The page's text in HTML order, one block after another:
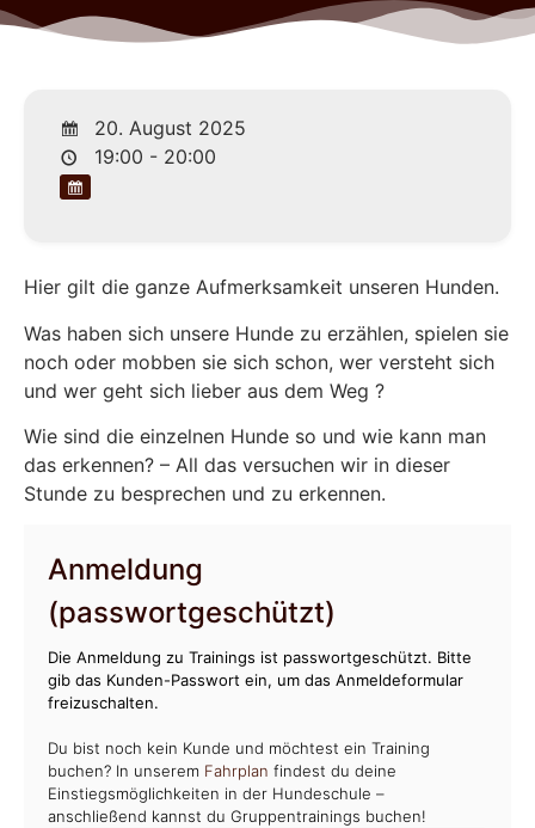
20. August 2025
19:00 - 20:00
Hier gilt die ganze Aufmerksamkeit unseren Hunden.
Was haben sich unsere Hunde zu erzählen, spielen sie
noch oder mobben sie sich schon, wer versteht sich
und wer geht sich lieber aus dem Weg ?
Wie sind die einzelnen Hunde so und wie kann man
das erkennen? – All das versuchen wir in dieser
Stunde zu besprechen und zu erkennen.
Anmeldung
(passwortgeschützt)
Die Anmeldung zu Trainings ist passwortgeschützt. Bitte
gib das Kunden-Passwort ein, um das Anmeldeformular
freizuschalten.
Du bist noch kein Kunde und möchtest ein Training
buchen? In unserem Fahrplan findest du deine
Einstiegsmöglichkeiten in der Hundeschule –
anschließend kannst du Gruppentrainings buchen!